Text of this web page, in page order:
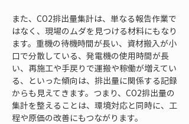
また、CO2排出量集計は、単なる報告作業で
はなく、現場のムダを見つける材料にもなり
ます。重機の待機時間が長い、資材搬入が小
口で分散している、発電機の使用時間が長
い、再施工や手戻りで運搬や稼働が増えてい
る、といった傾向は、排出量に関係する記録
からも見えてきます。つまり、CO2排出量の
集計を整えることは、環境対応と同時に、工
程や原価の改善にもつながります。